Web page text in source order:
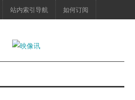
站内索引导航 如何订阅